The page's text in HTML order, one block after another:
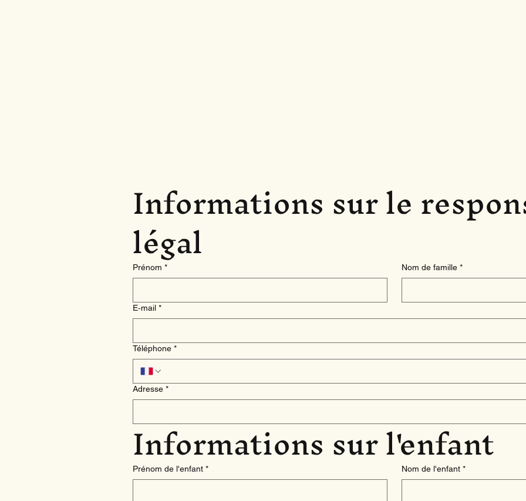
Informations sur le
légal
Prénom * Nom de famille *
E‑mail *
Téléphone *
Adresse *
Informations sur l'enfant
Prénom de l'enfant * Nom de l'enfant *